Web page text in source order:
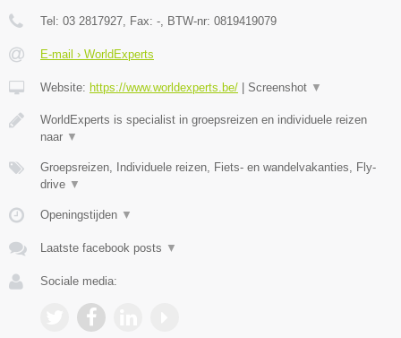
Tel: 03 2817927 , Fax: - , BTW-nr: 0819419079
E-mail › WorldExperts
Website: https://www.worldexperts.be/ Screenshot ▼
WorldExperts is specialist in groepsreizen en individuele reizen
naar ▼
Groepsreizen, Individuele reizen, Fiets- en wandelvakanties, Fly-
drive ▼
Openingstijden ▼
Laatste facebook posts ▼
Sociale media: